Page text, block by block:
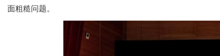
面粗糙问题。